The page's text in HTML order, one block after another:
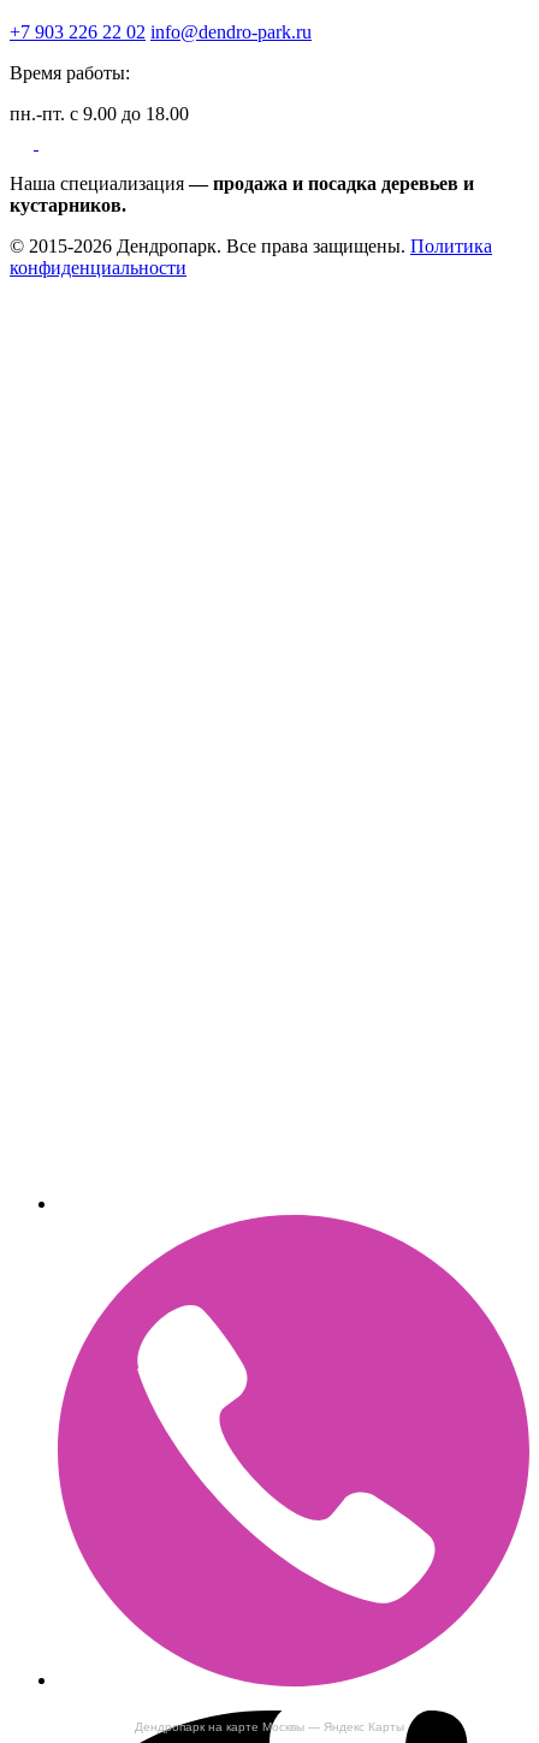
Дендропарк на карте Москвы — Яндекс Карты
+7 903 226 22 02 info@dendro-park.ru
Время работы:
пн.-пт. с 9.00 до 18.00
Наша специализация— продажа и посадка деревьев и
кустарников.
© 2015-2026 Дендропарк. Все права защищены. Политика
конфиденциальности